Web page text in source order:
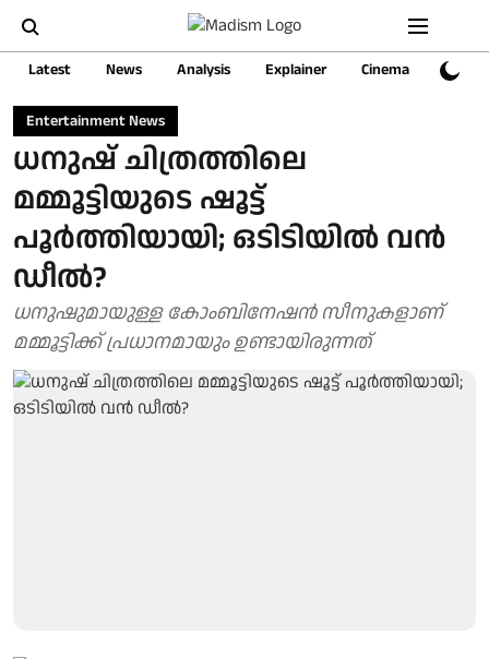
Latest News Analysis Explainer Cinema Sports
Entertainment News
ധനുഷ് ചിത്രത്തിലെ
മമ്മൂട്ടിയുടെ ഷൂട്ട്
പൂർത്തിയായി; ഒടിടിയിൽ വൻ
ഡീൽ?
ധനുഷുമായുള്ള കോംബിനേഷൻ സീനുകളാണ്
മമ്മൂട്ടിക്ക് പ്രധാനമായും ഉണ്ടായിരുന്നത്